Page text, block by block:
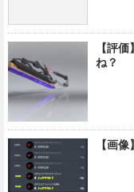
【評
ね？
【画